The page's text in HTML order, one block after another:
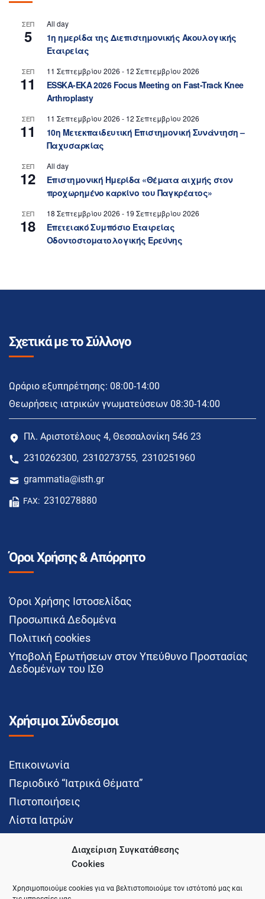
Διαχείριση Συγκατάθεσης
Cookies
Χρησιμοποιούμε cookies για να βελτιστοποιούμε τον ιστότοπό μας και
ΣΕΠ
5
All day
1η ημερίδα της Διεπιστημονικής Ακουλογικής
Εταιρείας
ΣΕΠ
11
11 Σεπτεμβρίου 2026 - 12 Σεπτεμβρίου 2026
ESSKA-EKA 2026 Focus Meeting on Fast-Track Knee
Arthroplasty
ΣΕΠ
11
11 Σεπτεμβρίου 2026 - 12 Σεπτεμβρίου 2026
10η Μετεκπαιδευτική Επιστημονική Συνάντηση –
Παχυσαρκίας
ΣΕΠ
12
All day
Επιστημονική Ημερίδα «Θέματα αιχμής στον
προχωρημένο καρκίνο του Παγκρέατος»
ΣΕΠ
18
18 Σεπτεμβρίου 2026 - 19 Σεπτεμβρίου 2026
Επετειακό Συμπόσιο Εταιρείας
Οδοντοστοματολογικής Ερεύνης
Σχετικά με το Σύλλογο
Ωράριο εξυπηρέτησης: 08:00-14:00
Θεωρήσεις ιατρικών γνωματεύσεων 08:30-14:00
Πλ. Αριστοτέλους 4, Θεσσαλονίκη 546 23
2310262300, 2310273755, 2310251960
grammatia@isth.gr
FAX: 2310278880
Όροι Χρήσης & Απόρρητο
Όροι Χρήσης Ιστοσελίδας
Προσωπικά Δεδομένα
Πολιτική cookies
Υποβολή Ερωτήσεων στον Υπεύθυνο Προστασίας
Δεδομένων του ΙΣΘ
Χρήσιμοι Σύνδεσμοι
Επικοινωνία
Περιοδικό “Ιατρικά Θέματα”
Πιστοποιήσεις
Λίστα Ιατρών
Social Media